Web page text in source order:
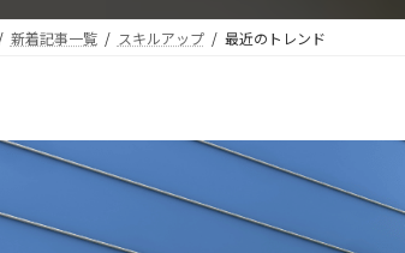
新着記事一覧 スキルアップ 最近のトレンド